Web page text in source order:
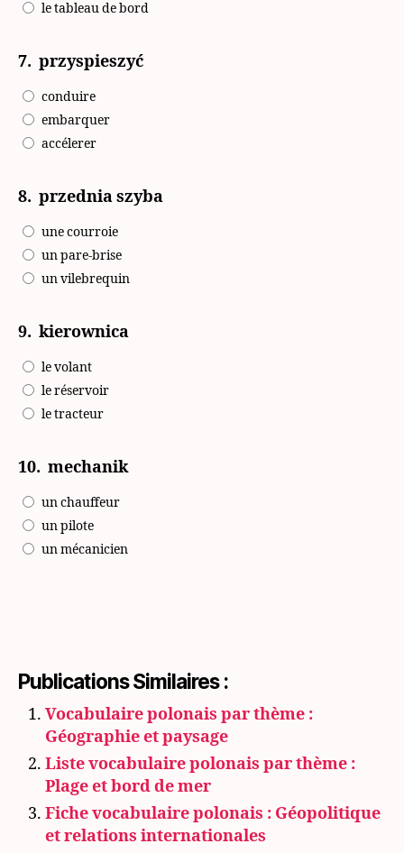
le tableau de bord
7. przyspieszyć
conduire
embarquer
accélerer
8. przednia szyba
une courroie
un pare-brise
un vilebrequin
9. kierownica
le volant
le réservoir
le tracteur
10. mechanik
un chauffeur
un pilote
un mécanicien
Publications Similaires :
Vocabulaire polonais par thème :
Géographie et paysage
Liste vocabulaire polonais par thème :
Plage et bord de mer
Fiche vocabulaire polonais : Géopolitique
et relations internationales